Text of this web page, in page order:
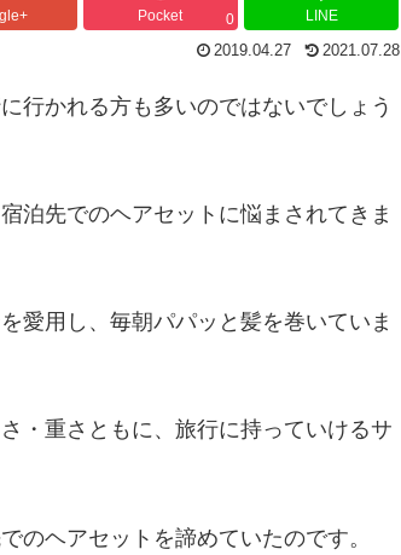
Pocket 0 LINE
2019.04.27 2021.07.28
行かれる方も多いのではないでしょう
泊先でのヘアセットに悩まされてきま
愛用し、毎朝パパッと髪を巻いていま
・重さともに、旅行に持っていけるサ
のヘアセットを諦めていたのです。